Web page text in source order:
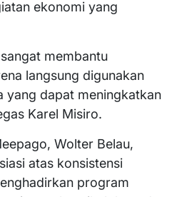
ekonomi yang
sangat membantu
langsung digunakan
yang dapat meningkatkan
Karel Misiro.
Wolter Belau,
atas konsistensi
program